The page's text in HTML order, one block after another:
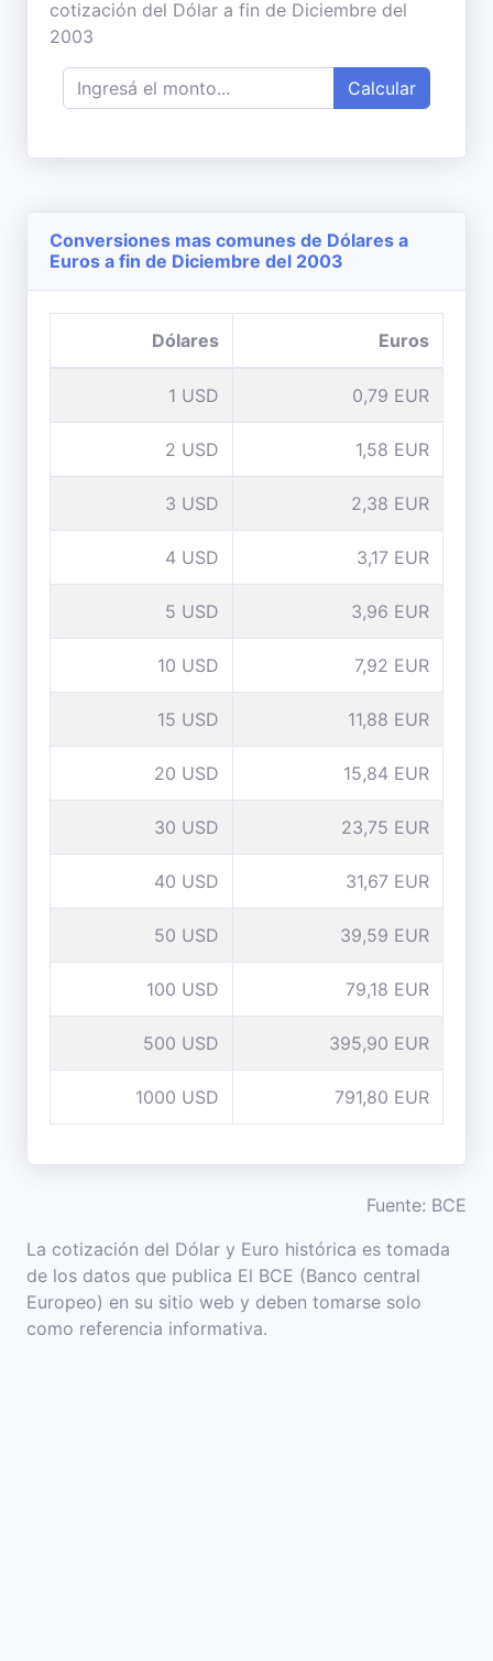
cotización del Dólar a fin de Diciembre del
2003
Calcular
Conversiones mas comunes de Dólares a
Euros a fin de Diciembre del 2003
Dólares Euros
1 USD 0,79 EUR
2 USD 1,58 EUR
3 USD 2,38 EUR
4 USD 3,17 EUR
5 USD 3,96 EUR
10 USD 7,92 EUR
15 USD 11,88 EUR
20 USD 15,84 EUR
30 USD 23,75 EUR
40 USD 31,67 EUR
50 USD 39,59 EUR
100 USD 79,18 EUR
500 USD 395,90 EUR
1000 USD 791,80 EUR
Fuente: BCE
La cotización del Dólar y Euro histórica es tomada
de los datos que publica El BCE (Banco central
Europeo) en su sitio web y deben tomarse solo
como referencia informativa.